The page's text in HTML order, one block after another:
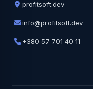
profitsoft.dev
info@profitsoft.dev
+380 57 701 40 11